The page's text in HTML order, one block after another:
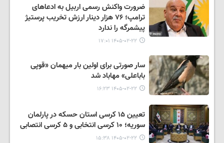
ضرورت واکنش رسمی اربیل به ادعاهای
ترامپ؛ ۷۶ هزار دینار ارزش تخریب پرستیژ
پیشمرگه را ندارد
۱۴۰۵-۰۲-۲۲ ۱۷:۰۱
سار صورتی برای اولین بار میهمان «قوپی
باباعلی» مهاباد شد
۱۴۰۵-۰۲-۲۲ ۱۶:۲۳
تعیین ۱۵ کرسی استان حسکه در پارلمان
سوریه؛ ۱۰ کرسی انتخابی و ۵ کرسی انتصابی
۱۴۰۵-۰۲-۲۲ ۱۵:۳۸